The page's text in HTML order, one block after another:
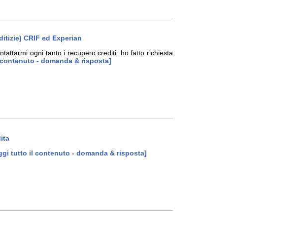
CRIF ed Experian
ogni tanto i recupero crediti: ho fatto richiesta
- domanda & risposta]
tutto il contenuto - domanda & risposta]